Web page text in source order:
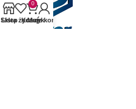
Sklep
Lista życzeń
0
Koszyk
Moje konto